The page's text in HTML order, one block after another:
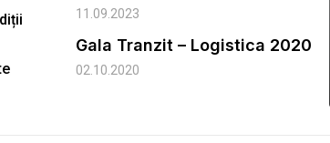
11.09.2023
Gala Tranzit – Logistica 2020
02.10.2020